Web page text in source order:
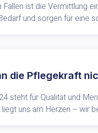
Fällen ist die Vermittlung
und sorgen für eine
die Pflegekraft
steht für Qualität und
uns am Herzen – wir